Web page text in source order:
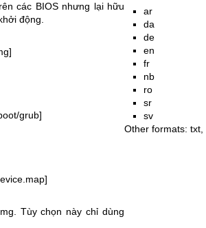
các BIOS nhưng lại hữu
động.
grub]
Tùy chọn này chỉ dùng
ar
da
de
en
fr
nb
ro
sr
sv
Other formats: txt